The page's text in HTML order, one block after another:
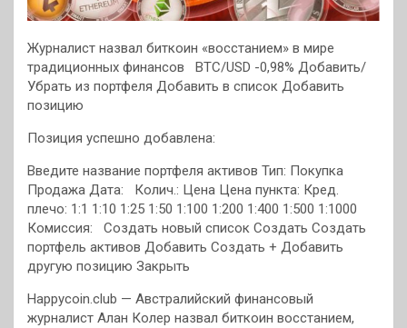
Журналист назвал биткоин «восстанием» в мире
традиционных финансов
BTC/USD -0,98% Добавить/
Убрать из портфеля Добавить в список Добавить
позицию
Позиция успешно добавлена:
Введите название портфеля активов Тип: Покупка
Продажа Дата: Колич.: Цена Цена пункта: Кред.
плечо: 1:1 1:10 1:25 1:50 1:100 1:200 1:400 1:500 1:1000
Комиссия:
Создать новый список Создать Создать
портфель активов Добавить Создать + Добавить
другую позицию Закрыть
Happycoin.club — Австралийский финансовый
журналист Алан Колер назвал биткоин восстанием,